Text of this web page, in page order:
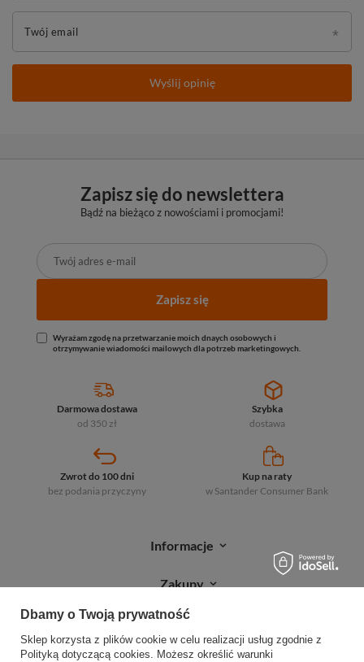
Twój email
Wyślij opinię
Zapisz się do newslettera
Bądź na bieżąco z nowościami i promocjami!
Zapisz się
Wyrażam zgodę na przetwarzanie moich dnaych osobowych i
otrzymywanie wiadomości mailowych dla potrzeb marketingowych.
Darmowa dostawa
od 350 zł
Szybka
dostawa
Zwrot do 100 dni
bez podania przyczyny
Kup na raty
w Santander Consumer Bank
Informacje
Zakupy
Moje zamówienia
Sprawdź status zamówienia
Dbamy o Twoją prywatność
Sklep korzysta z plików cookie w celu realizacji usług zgodnie z
Polityką dotyczącą cookies. Możesz określić warunki